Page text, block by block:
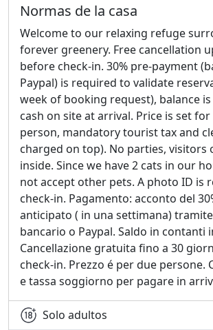
(menores de 8 años). No se permiten
como tenemos gatos, no podemos
mascotas.
Nos complace recibir a los visitantes y
belleza de Cerdeña, además de
locales y sugerencias sobre qué hacer
el otro lado del edificio, junto con
adorables gatos, pero la suite de
separada.
Lavadora disponible bajo petición.
toallas cada 5 días o bajo petición.
Solo los huéspedes registrados tienen
propiedad. No se permite música alta
registradas. Les rogamos que
la casa y dejen la suite en las mismas
infórmennos de inmediato; podrían
Normas de la casa
Welcome to our relaxing refuge
forever greenery. Free cancellation
before check-in. 30% pre-payment
Paypal) is required to validate
week of booking request), balance
cash on site at arrival. Price is set
person, mandatory tourist tax and
charged on top). No parties, visitors
inside. Since we have 2 cats in our
not accept other pets. A photo ID is
check-in. Pagamento: acconto del
anticipato ( in una settimana)
bancario o Paypal. Saldo in contanti
Cancellazione gratuita fino a 30
check-in. Prezzo é per due persone.
e tassa soggiorno per pagare in
Solo adultos